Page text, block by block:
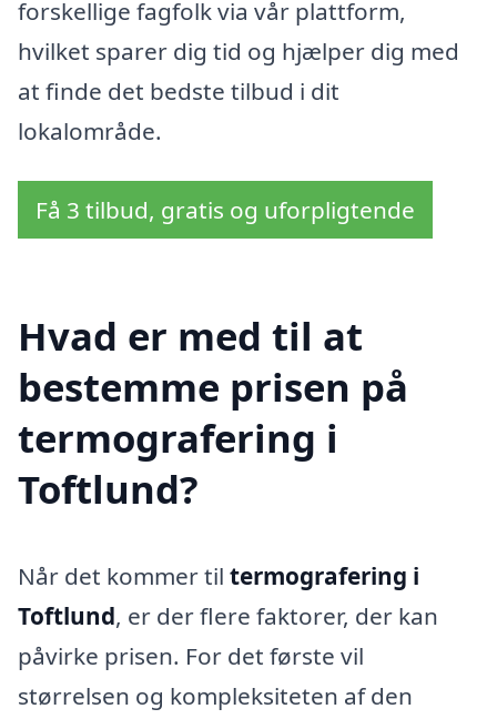
forskellige fagfolk via vår plattform,
hvilket sparer dig tid og hjælper dig med
at finde det bedste tilbud i dit
lokalområde.
Få 3 tilbud, gratis og uforpligtende
Hvad er med til at
bestemme prisen på
termografering i
Toftlund?
Når det kommer til termografering i
Toftlund, er der flere faktorer, der kan
påvirke prisen. For det første vil
størrelsen og kompleksiteten af den